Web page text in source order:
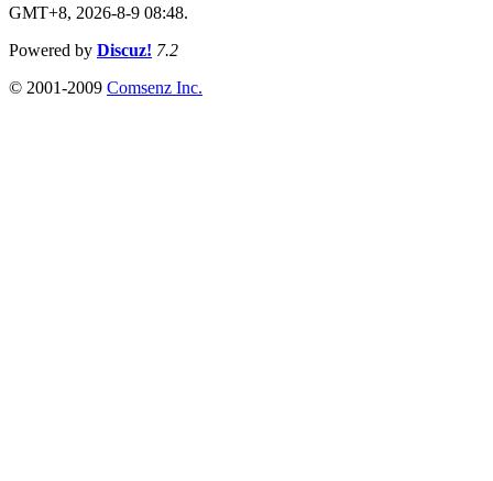
GMT+8, 2026-8-9 08:48.
Powered by Discuz! 7.2
© 2001-2009 Comsenz Inc.